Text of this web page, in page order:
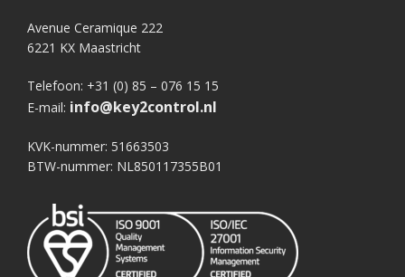
Avenue Ceramique 222
6221 KX Maastricht
Telefoon: +31 (0) 85 – 076 15 15
E-mail: info@key2control.nl
KVK-nummer: 51663503
BTW-nummer: NL850117355B01